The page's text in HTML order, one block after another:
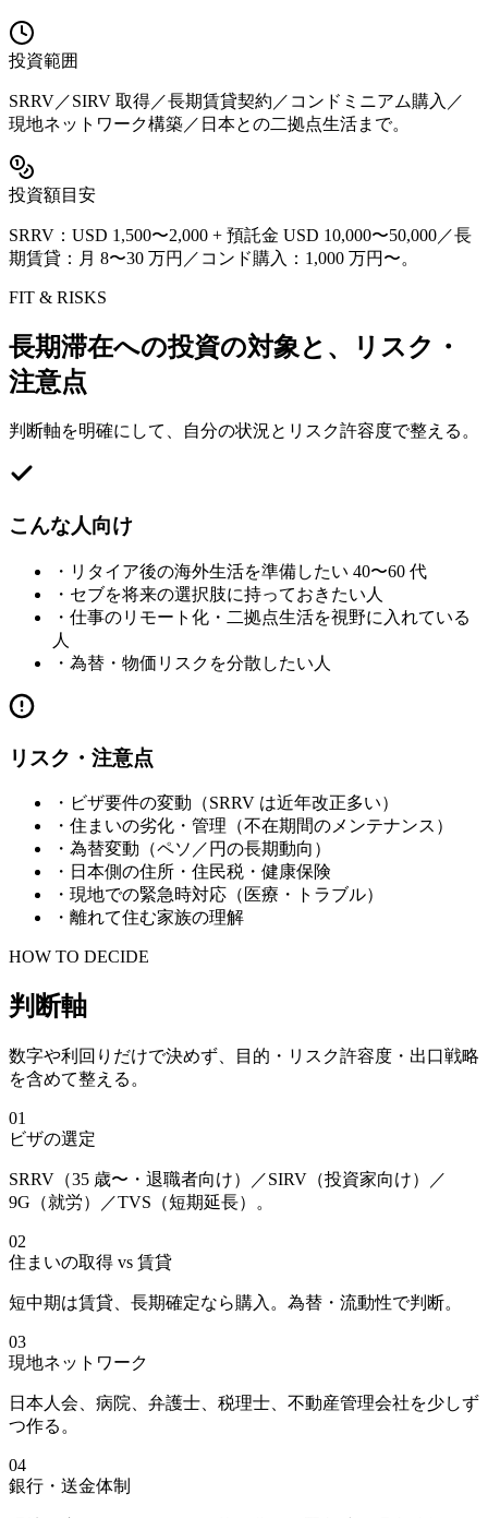
投資範囲
SRRV／SIRV 取得／長期賃貸契約／コンドミニアム購入／
現地ネットワーク構築／日本との二拠点生活まで。
投資額目安
SRRV：USD 1,500〜2,000 + 預託金 USD 10,000〜50,000／長
期賃貸：月 8〜30 万円／コンド購入：1,000 万円〜。
FIT & RISKS
長期滞在への投資の対象と、リスク・
注意点
判断軸を明確にして、自分の状況とリスク許容度で整える。
こんな人向け
・ リタイア後の海外生活を準備したい 40〜60 代
・ セブを将来の選択肢に持っておきたい人
・ 仕事のリモート化・二拠点生活を視野に入れている
人
・ 為替・物価リスクを分散したい人
リスク・注意点
・ ビザ要件の変動（SRRV は近年改正多い）
・ 住まいの劣化・管理（不在期間のメンテナンス）
・ 為替変動（ペソ／円の長期動向）
・ 日本側の住所・住民税・健康保険
・ 現地での緊急時対応（医療・トラブル）
・ 離れて住む家族の理解
HOW TO DECIDE
判断軸
数字や利回りだけで決めず、目的・リスク許容度・出口戦略
を含めて整える。
01
ビザの選定
SRRV（35 歳〜・退職者向け）／SIRV（投資家向け）／
9G（就労）／TVS（短期延長）。
02
住まいの取得 vs 賃貸
短中期は賃貸、長期確定なら購入。為替・流動性で判断。
03
現地ネットワーク
日本人会、病院、弁護士、税理士、不動産管理会社を少しず
つ作る。
04
銀行・送金体制